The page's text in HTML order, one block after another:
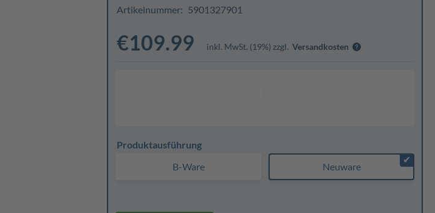
Artikelnummer: 5901327901
€109.99 inkl. MwSt. (19%) zzgl. Versandkosten
Produktausführung
B-Ware
✔
Neuware